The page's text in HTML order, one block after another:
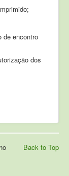
de encontro
dos
Back to Top